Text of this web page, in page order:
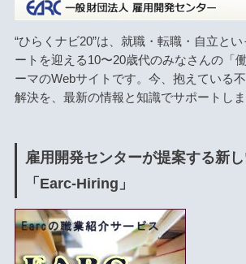
“ひらくナビ20”は、就職・転職・自立と
ートを迎える10〜20歳代のみなさんの「
ーマのWebサイトです。今、抱えている
解決を、最新の情報と知識でサポートしま
雇用開発センターが提案する新
「Earc-Hiring」